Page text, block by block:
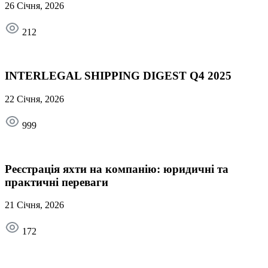
26 Січня, 2026
212
INTERLEGAL SHIPPING DIGEST Q4 2025
22 Січня, 2026
999
Реєстрація яхти на компанію: юридичні та
практичні переваги
21 Січня, 2026
172